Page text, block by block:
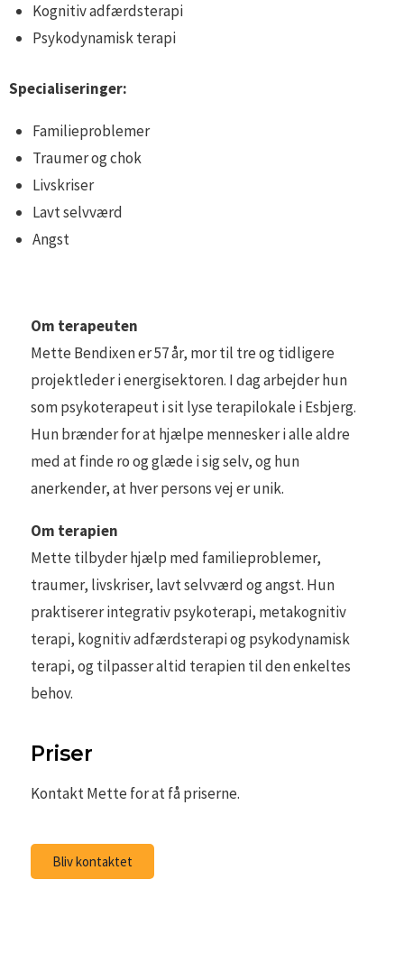
Kognitiv adfærdsterapi
Psykodynamisk terapi
Specialiseringer:
Familieproblemer
Traumer og chok
Livskriser
Lavt selvværd
Angst
Om terapeuten
Mette Bendixen er 57 år, mor til tre og tidligere
projektleder i energisektoren. I dag arbejder hun
som psykoterapeut i sit lyse terapilokale i Esbjerg.
Hun brænder for at hjælpe mennesker i alle aldre
med at finde ro og glæde i sig selv, og hun
anerkender, at hver persons vej er unik.
Om terapien
Mette tilbyder hjælp med familieproblemer,
traumer, livskriser, lavt selvværd og angst. Hun
praktiserer integrativ psykoterapi, metakognitiv
terapi, kognitiv adfærdsterapi og psykodynamisk
terapi, og tilpasser altid terapien til den enkeltes
behov.
Priser
Kontakt Mette for at få priserne.
Bliv kontaktet